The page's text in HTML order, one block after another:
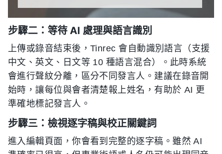
步驟二：等待 AI 處理與語言識別
上傳或錄音結束後，Tinrec 會自動識別語言（支援
中文、英文、日文等 10 種語言混合）。此時系統
會進行聲紋分離，區分不同發言人。建議在錄音開
始時，讓每位與會者清楚報上姓名，有助於 AI 更
準確地標記發言人。
步驟三：檢視逐字稿與校正關鍵詞
進入編輯頁面，你會看到完整的逐字稿。雖然 AI